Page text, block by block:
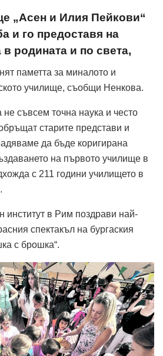
„Асен и Илия Пейкови“
и го предоставя на
родината и по света,
паметта за миналото и
училище, съобщи Ненкова.
не съвсем точна наука и често
старите представи и
да бъде коригирана
на първото училище в
с 211 години училището в
институт в Рим поздрави най-
спектакъл на бургаския
с брошка“.